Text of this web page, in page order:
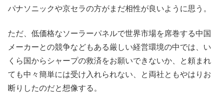
パナソニックや京セラの方がまだ相性が良いように思う。
ただ、低価格なソーラーパネルで世界市場を席巻する中国
メーカーとの競争などもある厳しい経営環境の中では、い
くら国からシャープの救済をお願いできないか、と頼まれ
ても中々簡単には受け入れられない、と両社ともやはりお
断りしたのだと想像する。